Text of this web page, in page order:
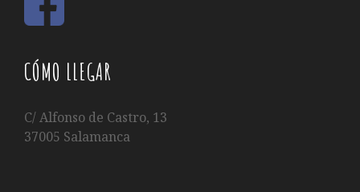
CÓMO LLEGAR
C/ Alfonso de Castro, 13
37005 Salamanca